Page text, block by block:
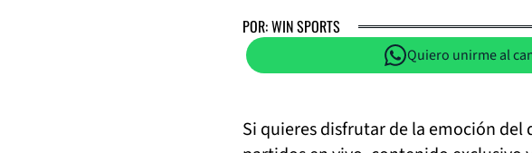
POR: WIN SPORTS
Quiero unirme al
Si quieres disfrutar de la emoción del